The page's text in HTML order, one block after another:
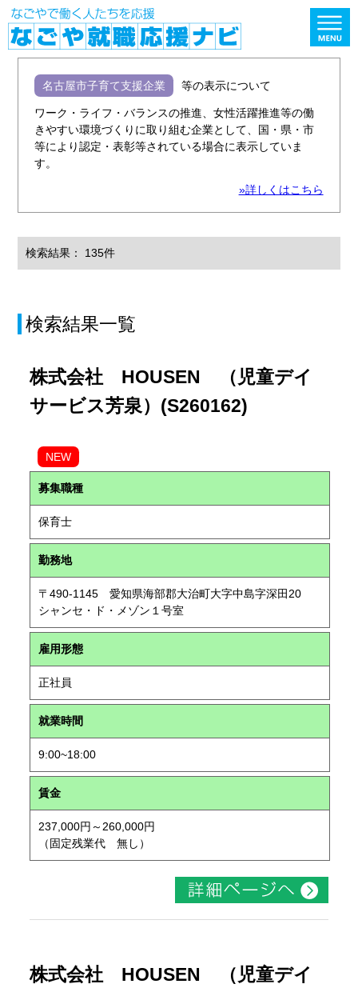
名古屋市子育て支援企業 等の表示について
ワーク・ライフ・バランスの推進、女性活躍推進等の働
きやすい環境づくりに取り組む企業として、国・県・市
等により認定・表彰等されている場合に表示していま
す。
»詳しくはこちら
検索結果： 135件
検索結果一覧
株式会社 HOUSEN （児童デイ
サービス芳泉）(S260162)
NEW
募集職種
保育士
勤務地
〒490-1145 愛知県海部郡大治町大字中島字深田20
シャンセ・ド・メゾン１号室
雇用形態
正社員
就業時間
9:00~18:00
賃金
237,000円～260,000円
（固定残業代 無し）
株式会社 HOUSEN （児童デイ